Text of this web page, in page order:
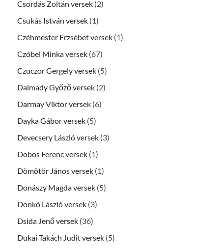
Csordás Zoltán versek (2)
Csukás István versek (1)
Czéhmester Erzsébet versek (1)
Czóbel Minka versek (67)
Czuczor Gergely versek (5)
Dalmady Győző versek (2)
Darmay Viktor versek (6)
Dayka Gábor versek (5)
Devecsery László versek (3)
Dobos Ferenc versek (1)
Dömötör János versek (1)
Donászy Magda versek (5)
Donkó László versek (3)
Dsida Jenő versek (36)
Dukai Takách Judit versek (5)